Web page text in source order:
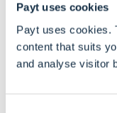
Payt uses cookies
Payt uses cookies.
content that suits
and analyse visitor
Heb je een vraag
Voor een snelle
aan om direct